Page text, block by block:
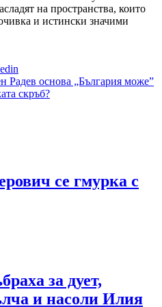
на пространства, които
и истински значими
Радев основа „България може”
скръб?
се гмурка с
за дует,
и насоли Илия